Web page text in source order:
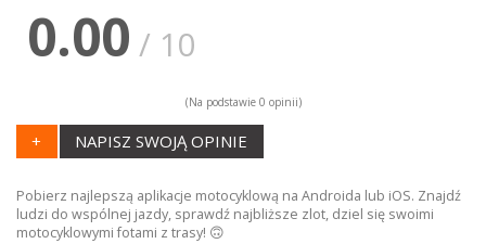
0.00 / 10
(Na podstawie 0 opinii)
+ NAPISZ SWOJĄ OPINIE
Pobierz najlepszą aplikacje motocyklową na Androida lub iOS. Znajdź
ludzi do wspólnej jazdy, sprawdź najbliższe zlot, dziel się swoimi
motocyklowymi fotami z trasy! 🙃